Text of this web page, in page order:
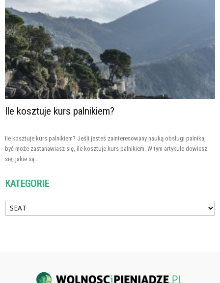
Ile kosztuje kurs palnikiem?
Ile kosztuje kurs palnikiem? Jeśli jesteś zainteresowany nauką obsługi palnika,
być może zastanawiasz się, ile kosztuje kurs palnikiem. W tym artykule dowiesz
się, jakie są...
KATEGORIE
Kategorie